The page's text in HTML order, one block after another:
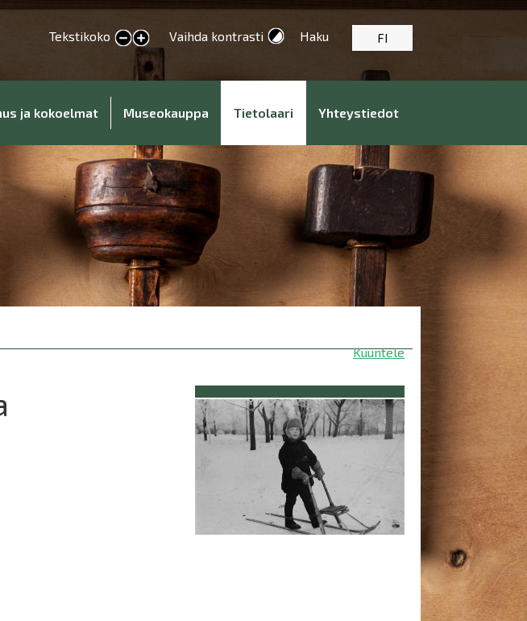
Tekstikoko
Pienennä tekstikokoa
Suurenna tekstikokoa Vaihda kontrasti Haku FI
ja kokoelmat Museokauppa Tietolaari Yhteystiedot
Kuuntele